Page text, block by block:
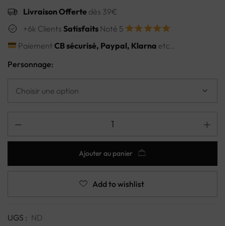
Livraison Offerte dès 39€
+6k Clients Satisfaits Noté 5
PaiementCB sécurisé, Paypal, Klarna etc..
Personnage:
Ajouter au panier
Add to wishlist
UGS : ND